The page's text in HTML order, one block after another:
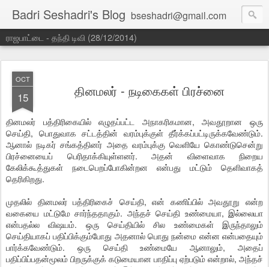
Badri Seshadri's Blog bseshadri@gmail.com
ராஜபாட்டை - தந்தி டிவி (28/12/2014)
OCT
15 தினமலர் - நடிகைகள் பிரச்னை
தினமலர் பத்திரிகையில் எழுதப்பட்ட அநாகரிகமான, அவதூறான ஒரு
செய்தி, பொதுவாக சட்டத்தின் வரம்புக்குள் தீர்க்கப்பட்டிருக்கவேண்டும்.
ஆனால் நடிகர் சங்கத்தினர் அதை வரம்புக்கு வெளியே கொண்டுசென்று
பிரச்னையைப் பெரிதாக்கியுள்ளனர். அதன் விளைவாக நிறைய
கேலிக்கூத்துகள் நடைபெறப்போகின்றன என்பது மட்டும் தெளிவாகத்
தெரிகிறது.
முதலில் தினமலர் பத்திரிகைச் செய்தி, என் கணிப்பில் அவதூறு என்ற
வகையை மட்டுமே சார்ந்ததாகும். அந்தச் செய்தி உண்மையா, இல்லையா
என்பதல்ல விஷயம். ஒரு செய்தியில் சில உண்மைகள் இருந்தாலும்
செய்தியாகப் பதிப்பிக்கும்போது அதனால் பொது நன்மை என்ன என்பதையும்
பார்க்கவேண்டும். ஒரு செய்தி உண்மையே ஆனாலும், அதைப்
பதிப்பிப்பதன்மூலம் பிறருக்குக் கடுமையான பாதிப்பு ஏற்படும் என்றால், அந்தச்